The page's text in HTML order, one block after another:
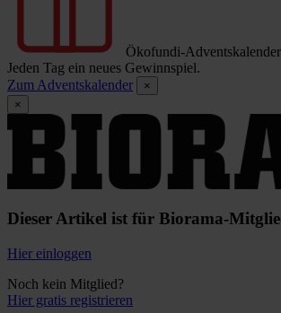
Ökofundi-Adventskalender
Jeden Tag ein neues Gewinnspiel.
Zum Adventskalender
×
×
Dieser Artikel ist für Biorama-
Hier einloggen
Noch kein Mitglied?
Hier gratis registrieren